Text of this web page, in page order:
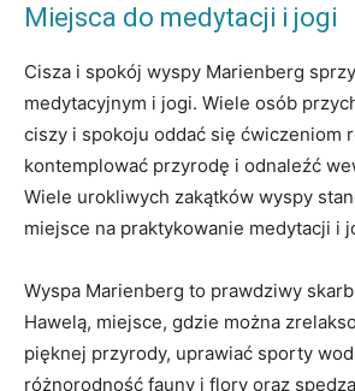
Miejsca do medytacji i jogi
Cisza i spokój wyspy Marienberg
medytacyjnym i jogi. Wiele osób
ciszy i spokoju oddać się ćwiczeniom
kontemplować przyrodę i odnaleźć
Wiele urokliwych zakątków wyspy
miejsce na praktykowanie medytacji i
Wyspa Marienberg to prawdziwy
Hawelą, miejsce, gdzie można
pięknej przyrody, uprawiać sporty
różnorodność fauny i flory oraz